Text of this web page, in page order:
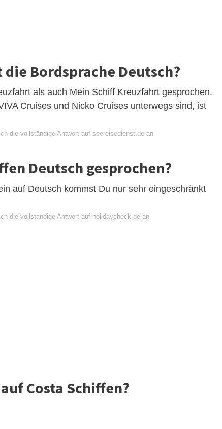
Bordsprache Deutsch?
als auch Mein Schiff Kreuzfahrt gesprochen.
Cruises und Nicko Cruises unterwegs sind, ist
die vollständige Antwort auf seereisedienst.de an
Deutsch gesprochen?
auf Deutsch kommst Du nur sehr eingeschränkt
die vollständige Antwort auf holidaycheck.de an
Costa Schiffen?